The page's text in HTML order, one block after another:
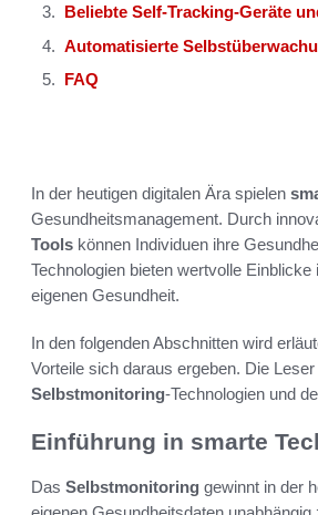
Beliebte Self-Tracking-Geräte
Automatisierte
FAQ
In der heutigen digitalen Ära spielen
Gesundheitsmanagement. Durch
Tools können Individuen ihre
Technologien bieten wertvolle
eigenen Gesundheit.
In den folgenden Abschnitten wird
Vorteile sich daraus ergeben. Die
Selbstmonitoring-Technologien und
Einführung in smarte
Das Selbstmonitoring gewinnt in der